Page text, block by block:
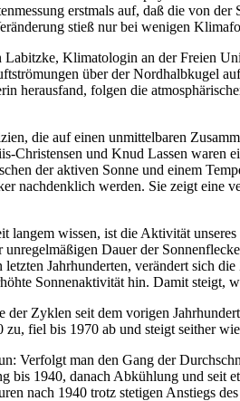
erstmals auf, daß die von
stieß nur bei wenigen
Klimatologin an der Freien
über der Nordhalbkugel
herausfand, folgen die
die auf einen unmittelbaren
Christensen und Knud Lassen waren
der aktiven Sonne und einem
nachdenklich werden. Sie zeigt eine
langem wissen, ist die Aktivität
unregelmäßigen Dauer der
letzten Jahrhunderten, verändert sich
Sonnenaktivität hin. Damit steigt,
der Zyklen seit dem vorigen
fiel bis 1970 ab und steigt seither
Verfolgt man den Gang der
bis 1940, danach Abkühlung und seit
nach 1940 trotz stetigen Anstiegs des